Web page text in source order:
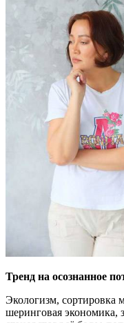
Тренд на осознанное
Экологизм, сортировка
шеринговая экономика,